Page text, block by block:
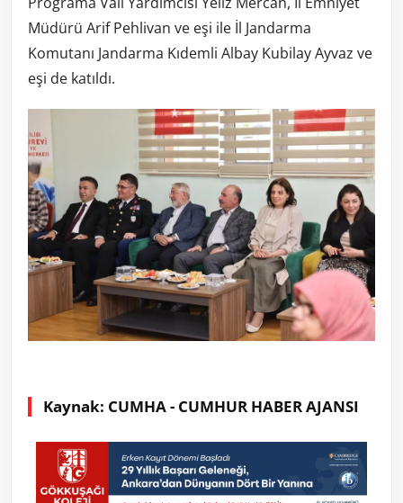
Müdürü Arif Pehlivan ve eşi ile İl Jandarma
Komutanı Jandarma Kıdemli Albay Kubilay Ayvaz ve
eşi de katıldı.
Kaynak: CUMHA - CUMHUR HABER AJANSI